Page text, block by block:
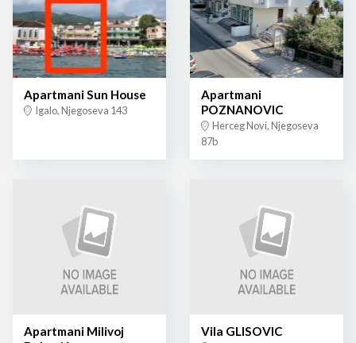
Apartmani Sun House
Igalo, Njegoseva 143
Apartmani
POZNANOVIC
Herceg Novi, Njegoseva
87b
Apartmani Milivoj
Vila GLISOVIC